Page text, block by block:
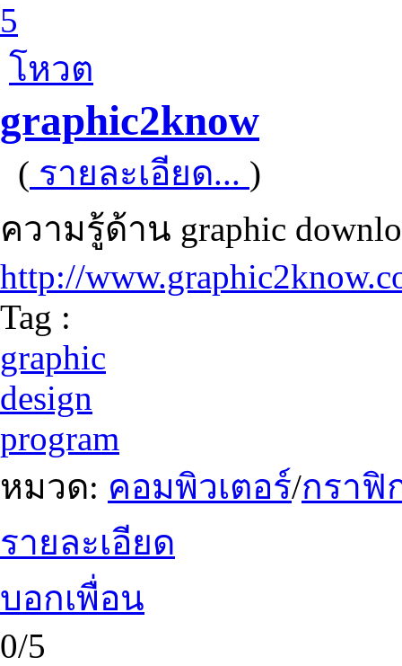
5
โหวต
graphic2know
( รายละเอียด... )
ความรู้ด้าน graphic
http://
Tag :
graphic
design
program
หมวด: คอมพิวเตอร์/กราฟิ
รายละเอียด
บอกเพื่อน
0/5